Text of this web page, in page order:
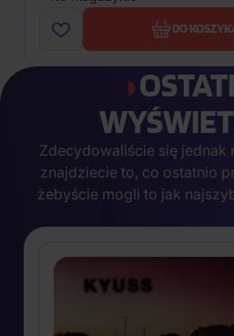
DO
Zdecydowaliście się jednak
znajdziecie to, co ostatnio
żebyście mogli to jak